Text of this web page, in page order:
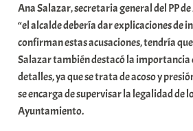
i
o
x
a
K
o
m
Ana Salazar, secretaria general del PP
“el alcalde debería dar explicaciones de
confirman estas acusaciones, tendría
Salazar también destacó la importancia
detalles, ya que se trata de acoso y
se encarga de supervisar la legalidad de
Ayuntamiento.